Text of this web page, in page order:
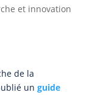
et innovation
de la
un guide